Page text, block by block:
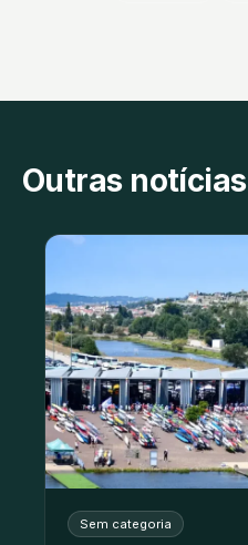
Outras notícias
Sem categoria